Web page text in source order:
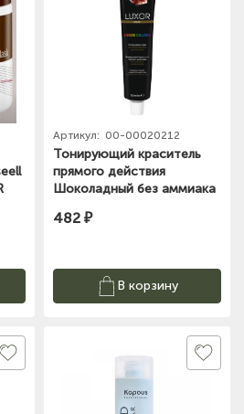
Артикул: 00-00020212
Тонирующий краситель
прямого действия
Шоколадный без аммиака
Professional 100 ml
482 ₽
В корзину